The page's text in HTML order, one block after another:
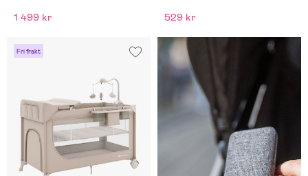
1 499 kr 529 kr
Fri frakt